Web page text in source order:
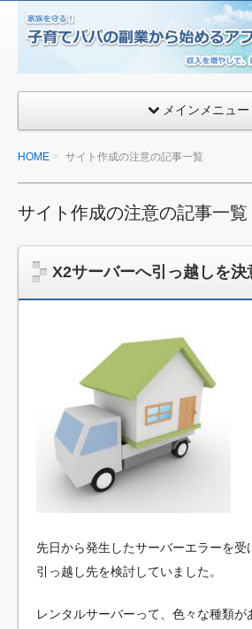
子
育
て
パ
副
業
か
始
め
る
メインメニュー
HOME サイト作成の注意の記事一覧
サイト作成の注意の記事一覧
X2サーバーへ引っ越しを決
先日から発生したサーバーエラーを受
引っ越し先を検討していました。
レンタルサーバーって、色々な種類が